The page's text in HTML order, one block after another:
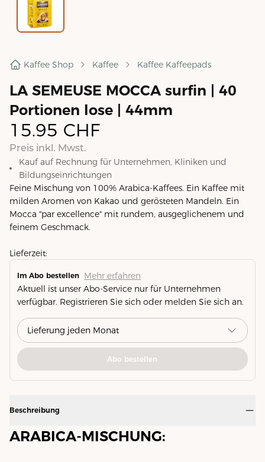
Kaffee Shop Kaffee Kaffee Kaffeepads
LA SEMEUSE MOCCA surfin | 40
Portionen lose | 44mm
15.95 CHF
Preis inkl. Mwst.
Kauf auf Rechnung für Unternehmen, Kliniken und
Bildungseinrichtungen
Feine Mischung von 100% Arabica-Kaffees. Ein Kaffee mit
milden Aromen von Kakao und gerösteten Mandeln. Ein
Mocca "par excellence" mit rundem, ausgeglichenem und
feinem Geschmack.
Lieferzeit:
Im Abo bestellen Mehr erfahren
Aktuell ist unser Abo-Service nur für Unternehmen
verfügbar. Registrieren Sie sich oder melden Sie sich an.
Abo bestellen
Beschreibung
ARABICA-MISCHUNG: